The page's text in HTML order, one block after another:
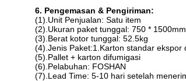
6. Pengemasan & Pengiriman:
(1).Unit Penjualan: Satu item
(2).Ukuran paket tunggal: 750 * 1500mm
(3).Berat kotor tunggal: 52.5kg
(4).Jenis Paket:1.Karton standar ekspor
(5).Pallet + karton difumigasi
(6).Pelabuhan: FOSHAN
(7).Lead Time: 5-10 hari setelah